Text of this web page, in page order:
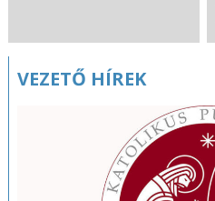
VEZETŐ HÍREK